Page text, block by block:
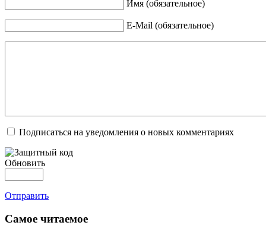
Имя (обязательное)
E-Mail (обязательное)
Подписаться на уведомления о новых комментариях
Обновить
Отправить
Самое читаемое